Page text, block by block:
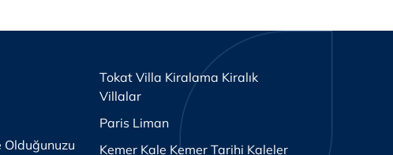
Olduğunuzu
Tokat Villa Kiralama Kiralık
Villalar
Paris Liman
Kemer Kale Kemer Tarihi Kaleler